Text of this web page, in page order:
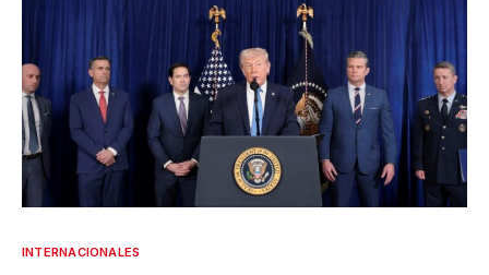
INTERNACIONALES